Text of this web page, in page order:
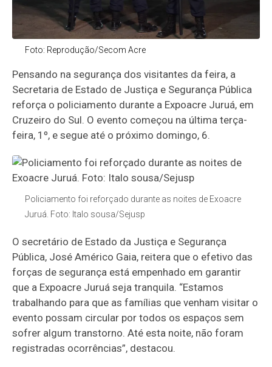
Foto: Reprodução/Secom Acre
Pensando na segurança dos visitantes da feira, a
Secretaria de Estado de Justiça e Segurança Pública
reforça o policiamento durante a Expoacre Juruá, em
Cruzeiro do Sul. O evento começou na última terça-
feira, 1º, e segue até o próximo domingo, 6.
Policiamento foi reforçado durante as noites de Exoacre
Juruá. Foto: Italo sousa/Sejusp
O secretário de Estado da Justiça e Segurança
Pública, José Américo Gaia, reitera que o efetivo das
forças de segurança está empenhado em garantir
que a Expoacre Juruá seja tranquila. “Estamos
trabalhando para que as famílias que venham visitar o
evento possam circular por todos os espaços sem
sofrer algum transtorno. Até esta noite, não foram
registradas ocorrências”, destacou.